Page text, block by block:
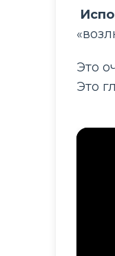
Это
Это